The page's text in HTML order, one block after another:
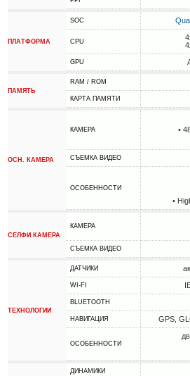
ПЛАТФОРМА
SOC
CPU
GPU
ПАМЯТЬ
RAM / ROM
КАРТА ПАМЯТИ
ОСН. КАМЕРА
КАМЕРА
•
СЪЕМКА ВИДЕО
ОСОБЕННОСТИ
•
СЕЛФИ КАМЕРА
КАМЕРА
СЪЕМКА ВИДЕО
ТЕХНОЛОГИИ
ДАТЧИКИ
WI-FI
BLUETOOTH
НАВИГАЦИЯ GPS,
ОСОБЕННОСТИ
ДИНАМИКИ